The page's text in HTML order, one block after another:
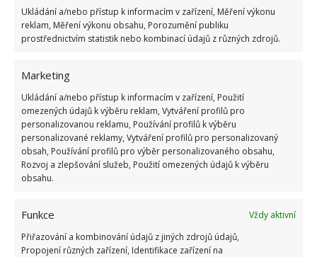
Ukládání a/nebo přístup k informacím v zařízení, Měření výkonu
reklam, Měření výkonu obsahu, Porozumění publiku
prostřednictvím statistik nebo kombinací údajů z různých zdrojů.
Marketing
Ukládání a/nebo přístup k informacím v zařízení, Použití
omezených údajů k výběru reklam, Vytváření profilů pro
personalizovanou reklamu, Používání profilů k výběru
personalizované reklamy, Vytváření profilů pro personalizovaný
obsah, Používání profilů pro výběr personalizovaného obsahu,
Rozvoj a zlepšování služeb, Použití omezených údajů k výběru
obsahu.
Funkce
Vždy aktivní
Přiřazování a kombinování údajů z jiných zdrojů údajů,
Propojení různých zařízení, Identifikace zařízení na
kořeny rostlin. Mořské řasy jsou slané, což slimáci
nemusí. Po uschnutí jsou hrubé, škrábavé, což slimáci
vyživují půdu, jsou plné minerálů.
Fotografie: Pixabay